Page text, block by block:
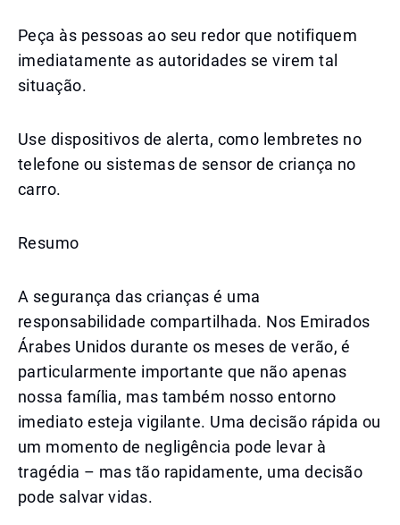
Peça às pessoas ao seu redor que notifiquem
imediatamente as autoridades se virem tal
situação.
Use dispositivos de alerta, como lembretes no
telefone ou sistemas de sensor de criança no
carro.
Resumo
A segurança das crianças é uma
responsabilidade compartilhada. Nos Emirados
Árabes Unidos durante os meses de verão, é
particularmente importante que não apenas
nossa família, mas também nosso entorno
imediato esteja vigilante. Uma decisão rápida ou
um momento de negligência pode levar à
tragédia – mas tão rapidamente, uma decisão
pode salvar vidas.